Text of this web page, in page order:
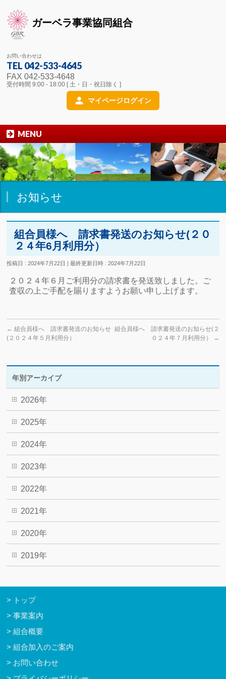
ガーベラ事業協同組合
マイページログイン
お問い合わせは
TEL 042-533-4645
FAX 042-533-4648
受付時間 9:00 - 18:00 [ 土・日・祝日除く ]
MENU
お知らせ
組合員様へ 請求書発送のお知らせ(２０
２４年6月利用分）
投稿日 : 2024年7月22日 最終更新日時 : 2024年7月22日
２０２４年６月ご利用分の請求書を発送致しました。ご
査収の上ご手配を賜りますようお願い申し上げます。
← 組合員様へ 請求書発送のお知らせ
(２０２４年５月利用分）
組合員様へ 請求書発送のお知らせ(２
０２４年７月利用分）
→
年別アーカイブ
2026年
2025年
2024年
2023年
2022年
2021年
2020年
2019年
トップ
事業案内
組合概要
組合加入のご案内
お問い合わせ